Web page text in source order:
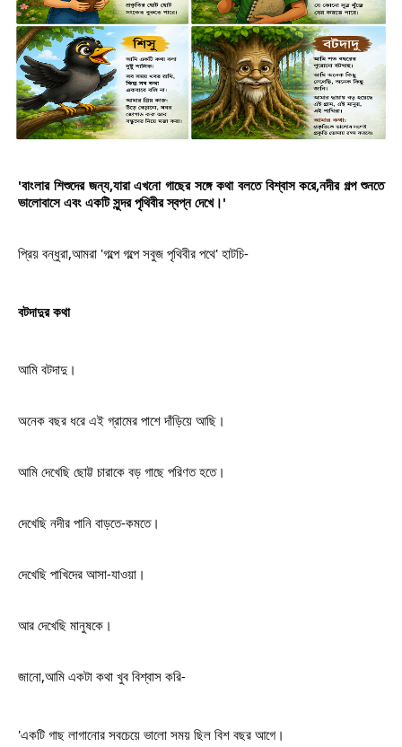
'বাংলার শিশুদের জন্য,যারা এখনো গাছের সঙ্গে কথা বলতে বিশ্বাস করে,নদীর গল্প শুনতে
ভালোবাসে এবং একটি সুন্দর পৃথিবীর স্বপ্ন দেখে।'
প্রিয় বন্ধুরা,আমরা 'গল্পে গল্পে সবুজ পৃথিবীর পথে' হাটচি-
বটদাদুর কথা
আমি বটদাদু।
অনেক বছর ধরে এই গ্রামের পাশে দাঁড়িয়ে আছি।
আমি দেখেছি ছোট্ট চারাকে বড় গাছে পরিণত হতে।
দেখেছি নদীর পানি বাড়তে-কমতে।
দেখেছি পাখিদের আসা-যাওয়া।
আর দেখেছি মানুষকে।
জানো,আমি একটা কথা খুব বিশ্বাস করি-
'একটি গাছ লাগানোর সবচেয়ে ভালো সময় ছিল বিশ বছর আগে।